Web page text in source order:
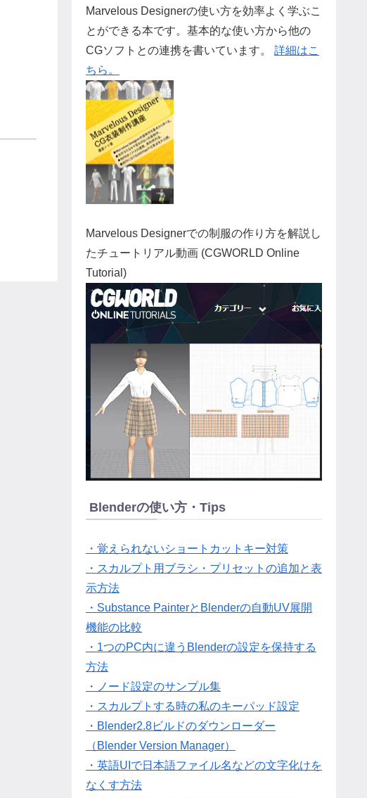
Marvelous Designerの使い方を効率よく学ぶこ
とができる本です。基本的な使い方から他の
CGソフトとの連携を書いています。 詳細はこ
ちら。
Marvelous Designerでの制服の作り方を解説し
たチュートリアル動画 (CGWORLD Online
Tutorial)
Blenderの使い方・Tips
・覚えられないショートカットキー対策
・スカルプト用ブラシ・プリセットの追加と表
示方法
・Substance PainterとBlenderの自動UV展開
機能の比較
・1つのPC内に違うBlenderの設定を保持する
方法
・ノード設定のサンプル集
・スカルプトする時の私のキーパッド設定
・Blender2.8ビルドのダウンローダー
（Blender Version Manager）
・英語UIで日本語ファイル名などの文字化けを
なくす方法